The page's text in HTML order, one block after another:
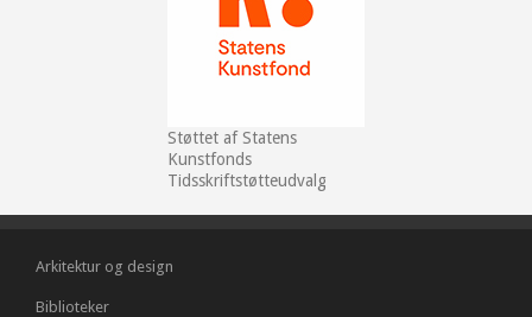
Støttet af Statens
Kunstfonds
Tidsskriftstøtteudvalg
Arkitektur og design
Biblioteker